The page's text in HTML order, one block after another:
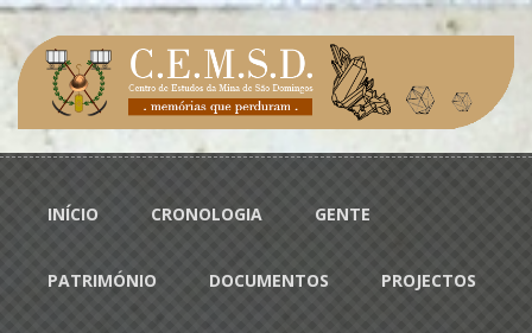
Passar para o conteúdo principal
Menu principal
INÍCIO CRONOLOGIA GENTE
PATRIMÓNIO DOCUMENTOS PROJECTOS